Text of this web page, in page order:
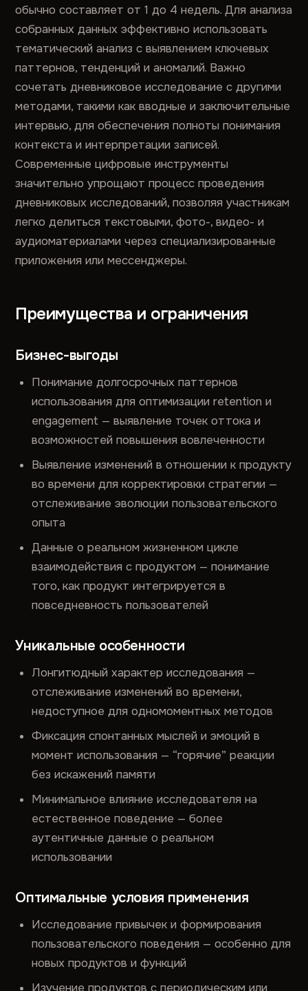
обычно составляет от 1 до 4 недель. Для анализа
собранных данных эффективно использовать
тематический анализ с выявлением ключевых
паттернов, тенденций и аномалий. Важно
сочетать дневниковое исследование с другими
методами, такими как вводные и заключительные
интервью, для обеспечения полноты понимания
контекста и интерпретации записей.
Современные цифровые инструменты
значительно упрощают процесс проведения
дневниковых исследований, позволяя участникам
легко делиться текстовыми, фото-, видео- и
аудиоматериалами через специализированные
приложения или мессенджеры.
Преимущества и ограничения
Бизнес-выгоды
Понимание долгосрочных паттернов
использования для оптимизации retention и
engagement — выявление точек оттока и
возможностей повышения вовлеченности
Выявление изменений в отношении к продукту
во времени для корректировки стратегии —
отслеживание эволюции пользовательского
опыта
Данные о реальном жизненном цикле
взаимодействия с продуктом — понимание
того, как продукт интегрируется в
повседневность пользователей
Уникальные особенности
Лонгитюдный характер исследования —
отслеживание изменений во времени,
недоступное для одномоментных методов
Фиксация спонтанных мыслей и эмоций в
момент использования — “горячие” реакции
без искажений памяти
Минимальное влияние исследователя на
естественное поведение — более
аутентичные данные о реальном
использовании
Оптимальные условия применения
Исследование привычек и формирования
пользовательского поведения — особенно для
новых продуктов и функций
Изучение продуктов с периодическим или